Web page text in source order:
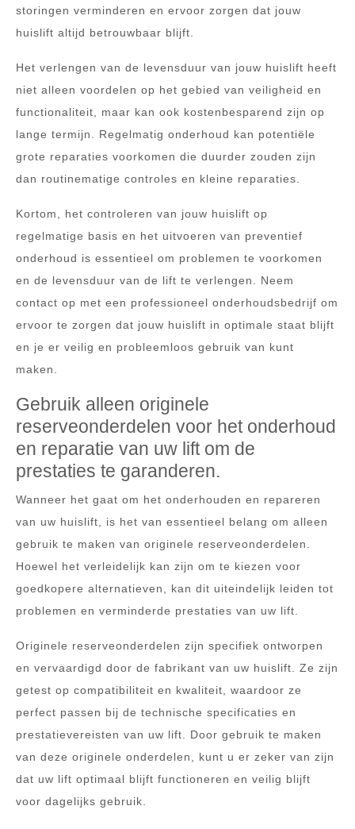
storingen verminderen en ervoor zorgen dat jouw
huislift altijd betrouwbaar blijft.
Het verlengen van de levensduur van jouw huislift heeft
niet alleen voordelen op het gebied van veiligheid en
functionaliteit, maar kan ook kostenbesparend zijn op
lange termijn. Regelmatig onderhoud kan potentiële
grote reparaties voorkomen die duurder zouden zijn
dan routinematige controles en kleine reparaties.
Kortom, het controleren van jouw huislift op
regelmatige basis en het uitvoeren van preventief
onderhoud is essentieel om problemen te voorkomen
en de levensduur van de lift te verlengen. Neem
contact op met een professioneel onderhoudsbedrijf om
ervoor te zorgen dat jouw huislift in optimale staat blijft
en je er veilig en probleemloos gebruik van kunt
maken.
Gebruik alleen originele
reserveonderdelen voor het onderhoud
en reparatie van uw lift om de
prestaties te garanderen.
Wanneer het gaat om het onderhouden en repareren
van uw huislift, is het van essentieel belang om alleen
gebruik te maken van originele reserveonderdelen.
Hoewel het verleidelijk kan zijn om te kiezen voor
goedkopere alternatieven, kan dit uiteindelijk leiden tot
problemen en verminderde prestaties van uw lift.
Originele reserveonderdelen zijn specifiek ontworpen
en vervaardigd door de fabrikant van uw huislift. Ze zijn
getest op compatibiliteit en kwaliteit, waardoor ze
perfect passen bij de technische specificaties en
prestatievereisten van uw lift. Door gebruik te maken
van deze originele onderdelen, kunt u er zeker van zijn
dat uw lift optimaal blijft functioneren en veilig blijft
voor dagelijks gebruik.